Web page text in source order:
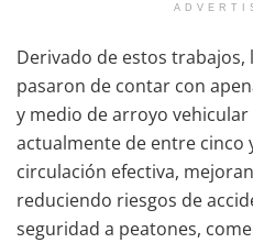
Derivado de estos
pasaron de contar con
y medio de arroyo
actualmente de entre cinco
circulación efectiva,
reduciendo riesgos de
seguridad a peatones,